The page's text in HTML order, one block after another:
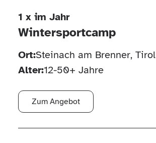
1 x im Jahr
Wintersportcamp
Ort:Steinach am Brenner, Tirol
Alter:12-50+ Jahre
Zum Angebot